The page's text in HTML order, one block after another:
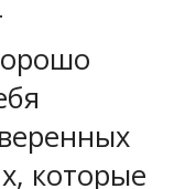
которые